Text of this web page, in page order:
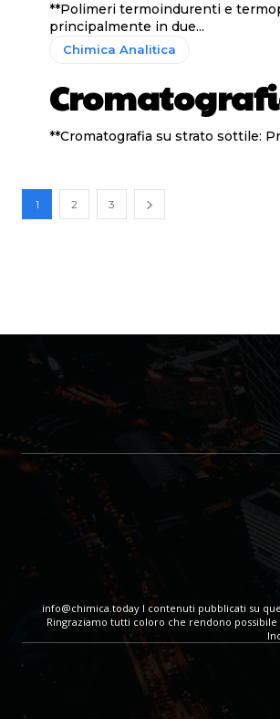
**Polimeri termoindurenti e termoplastici: le diverse
principalmente in due...
Chimica Analitica
1 2 3
info@chimica.today I contenuti pubblicati su
Ringraziamo tutti coloro che rendono